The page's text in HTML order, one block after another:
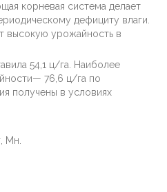
корневая система делает
дефициту влаги.
высокую урожайность в
54,1 ц/га. Наиболее
76,6 ц/га по
получены в условиях
Мн.